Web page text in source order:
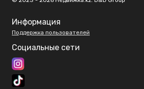
Информация
Поддержка пользователей
Социальные сети